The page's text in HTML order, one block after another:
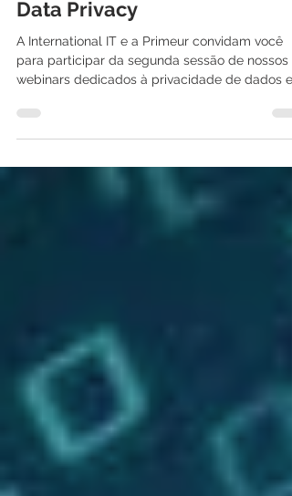
requisitos LGPD com Primeur
Data Privacy
A International IT e a Primeur convidam você
webinars dedicados à privacidade de dados